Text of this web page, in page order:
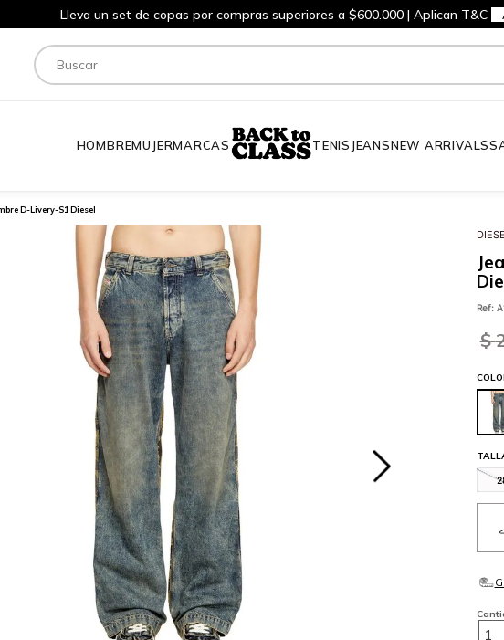
Lleva un set de copas por compras superiores a $600.000 | Aplican T&C
Buscar
HOMBREMUJERMARCAS TENIS JEANSNEW ARRIVALS
D-Livery-S1 Diesel
Ref:
$
1